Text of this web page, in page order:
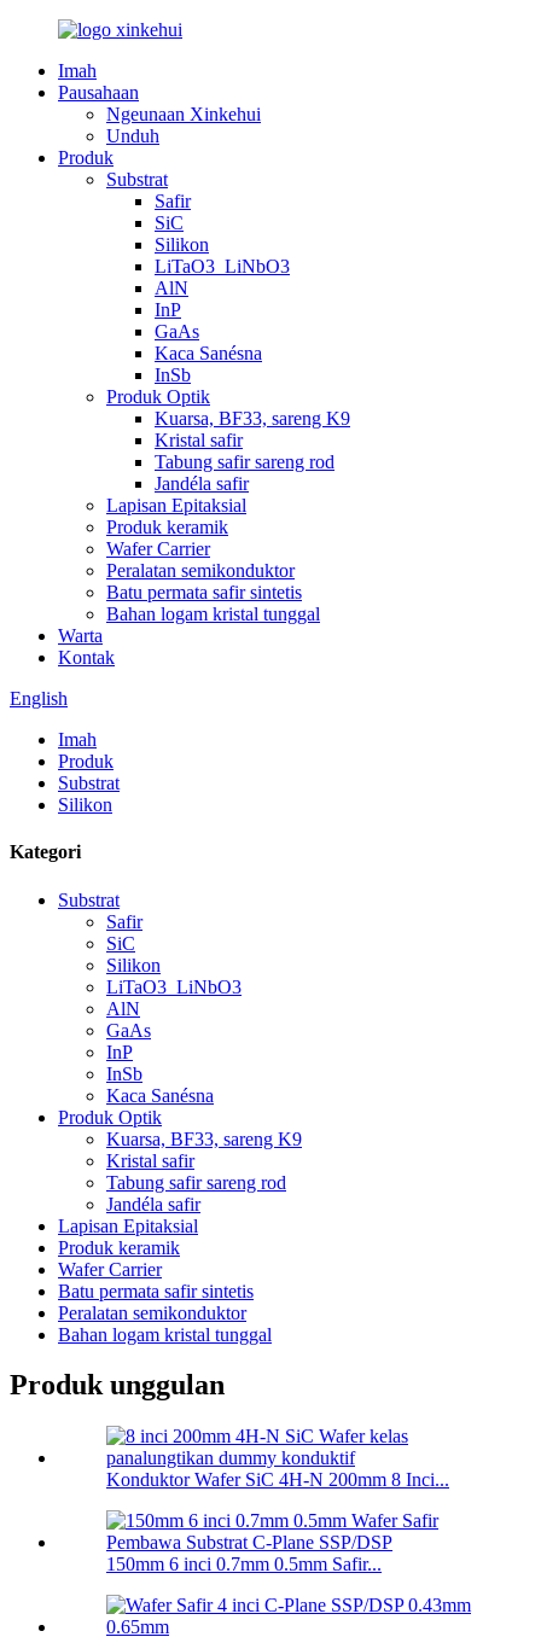
Imah
Pausahaan
Ngeunaan Xinkehui
Unduh
Produk
Substrat
Safir
SiC
Silikon
LiTaO3_LiNbO3
AlN
InP
GaAs
Kaca Sanésna
InSb
Produk Optik
Kuarsa, BF33, sareng K9
Kristal safir
Tabung safir sareng rod
Jandéla safir
Lapisan Epitaksial
Produk keramik
Wafer Carrier
Peralatan semikonduktor
Batu permata safir sintetis
Bahan logam kristal tunggal
Warta
Kontak
English
Imah
Produk
Substrat
Silikon
Kategori
Substrat
Safir
SiC
Silikon
LiTaO3_LiNbO3
AlN
GaAs
InP
InSb
Kaca Sanésna
Produk Optik
Kuarsa, BF33, sareng K9
Kristal safir
Tabung safir sareng rod
Jandéla safir
Lapisan Epitaksial
Produk keramik
Wafer Carrier
Batu permata safir sintetis
Peralatan semikonduktor
Bahan logam kristal tunggal
Produk unggulan
Konduktor Wafer SiC 4H-N 200mm 8 Inci...
150mm 6 inci 0.7mm 0.5mm Safir...